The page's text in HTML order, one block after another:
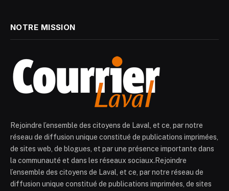
NOTRE MISSION
Rejoindre l’ensemble des citoyens de Laval, et ce, par notre
réseau de diffusion unique constitué de publications imprimées,
de sites web, de blogues, et par une présence importante dans
la communauté et dans les réseaux sociaux.Rejoindre
l’ensemble des citoyens de Laval, et ce, par notre réseau de
diffusion unique constitué de publications imprimées, de sites